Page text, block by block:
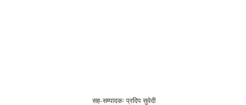
सह-सम्पादकः प्रदिप सुवेदी